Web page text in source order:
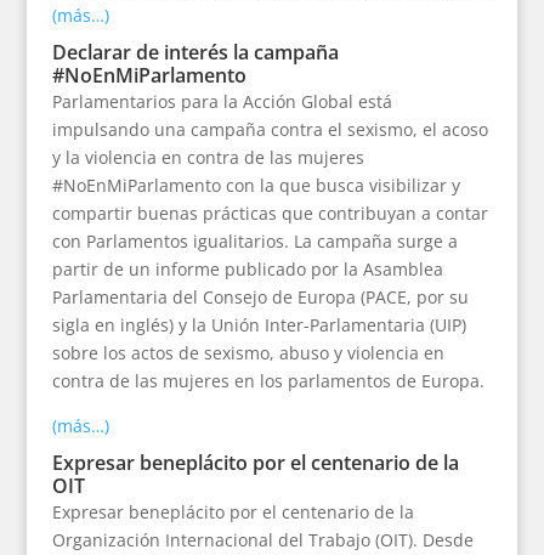
(más…)
Declarar de interés la campaña
#NoEnMiParlamento
Parlamentarios para la Acción Global está
impulsando una campaña contra el sexismo, el acoso
y la violencia en contra de las mujeres
#NoEnMiParlamento con la que busca visibilizar y
compartir buenas prácticas que contribuyan a contar
con Parlamentos igualitarios. La campaña surge a
partir de un informe publicado por la Asamblea
Parlamentaria del Consejo de Europa (PACE, por su
sigla en inglés) y la Unión Inter-Parlamentaria (UIP)
sobre los actos de sexismo, abuso y violencia en
contra de las mujeres en los parlamentos de Europa.
(más…)
Expresar beneplácito por el centenario de la
OIT
Expresar beneplácito por el centenario de la
Organización Internacional del Trabajo (OIT). Desde